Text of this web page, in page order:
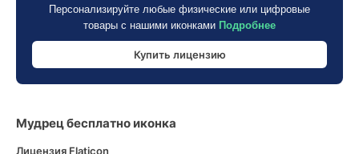
Персонализируйте любые физические или цифровые
товары с нашими иконками Подробнее
Купить лицензию
Мудрец бесплатно иконка
Лицензия Flaticon